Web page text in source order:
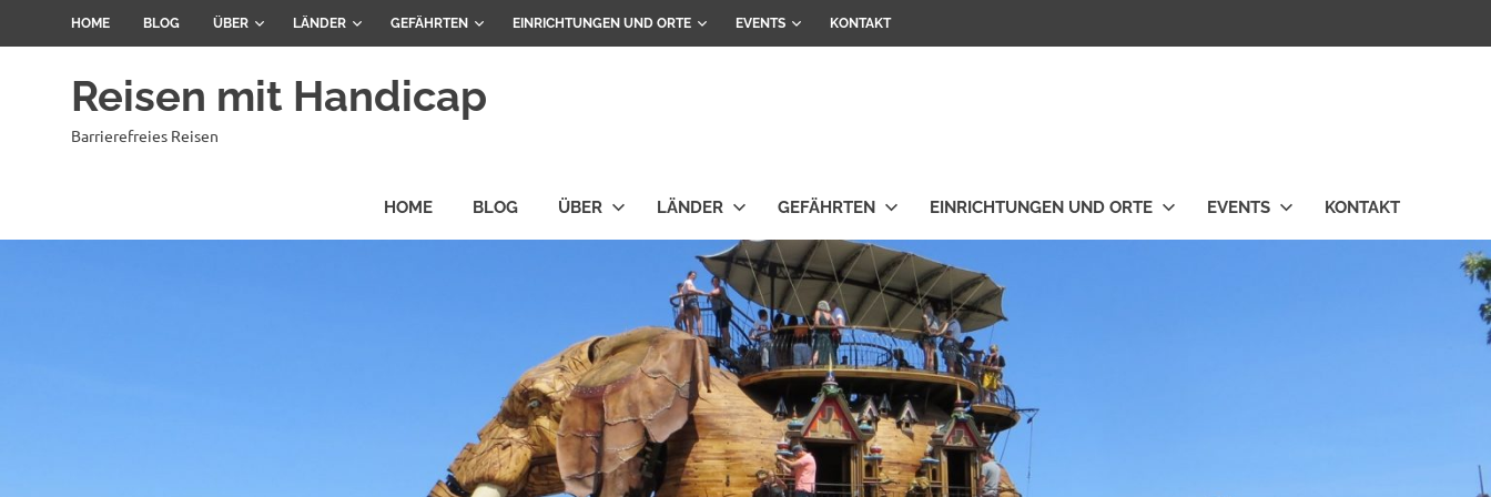
HOME BLOG ÜBER LÄNDER GEFÄHRTEN EINRICHTUNGEN UND ORTE EVENTS KONTAKT
Reisen mit Handicap
Barrierefreies Reisen
HOME BLOG ÜBER LÄNDER GEFÄHRTEN EINRICHTUNGEN UND ORTE EVENTS KONTAKT